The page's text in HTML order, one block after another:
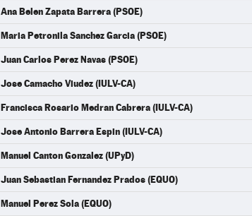
Ana Belen Zapata Barrera (PSOE)
Maria Petronila Sanchez Garcia (PSOE)
Juan Carlos Perez Navas (PSOE)
Jose Camacho Viudez (IULV-CA)
Francisca Rosario Medran Cabrera (IULV-CA)
Jose Antonio Barrera Espin (IULV-CA)
Manuel Canton Gonzalez (UPyD)
Juan Sebastian Fernandez Prados (EQUO)
Manuel Perez Sola (EQUO)